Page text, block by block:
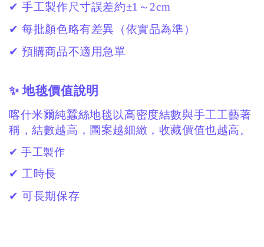
✔ 手工製作尺寸誤差約±1～2cm
✔ 每批顏色略有差異（依實品為準）
✔ 預購商品不適用急單
✨ 地毯價值說明
喀什米爾純蠶絲地毯以高密度結數與手工工藝著
稱，結數越高，圖案越細緻，收藏價值也越高。
✔ 手工製作
✔ 工時長
✔ 可長期保存